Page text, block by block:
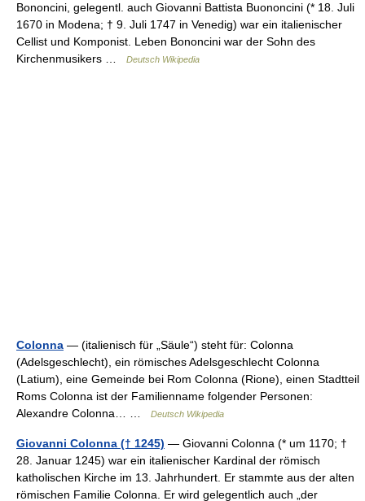
Bononcini, gelegentl. auch Giovanni Battista Buononcini (* 18. Juli
1670 in Modena; † 9. Juli 1747 in Venedig) war ein italienischer
Cellist und Komponist. Leben Bononcini war der Sohn des
Kirchenmusikers …
Deutsch Wikipedia
Colonna — (italienisch für „Säule“) steht für: Colonna
(Adelsgeschlecht), ein römisches Adelsgeschlecht Colonna
(Latium), eine Gemeinde bei Rom Colonna (Rione), einen Stadtteil
Roms Colonna ist der Familienname folgender Personen:
Alexandre Colonna… …
Deutsch Wikipedia
Giovanni Colonna († 1245) — Giovanni Colonna (* um 1170; †
28. Januar 1245) war ein italienischer Kardinal der römisch
katholischen Kirche im 13. Jahrhundert. Er stammte aus der alten
römischen Familie Colonna. Er wird gelegentlich auch „der